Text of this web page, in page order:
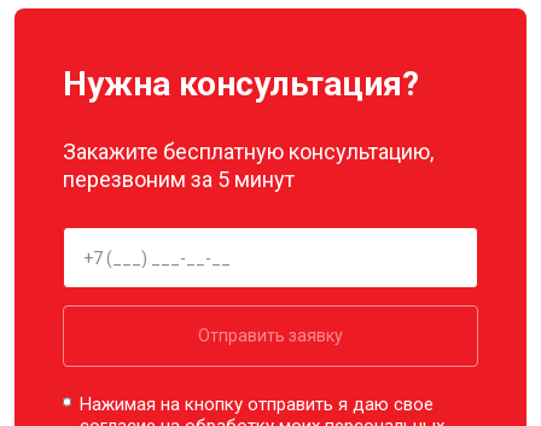
Нужна консультация?
Закажите бесплатную консультацию,
перезвоним за 5 минут
Отправить заявку
Нажимая на кнопку отправить я даю свое